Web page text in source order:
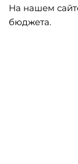
На нашем
бюджета.